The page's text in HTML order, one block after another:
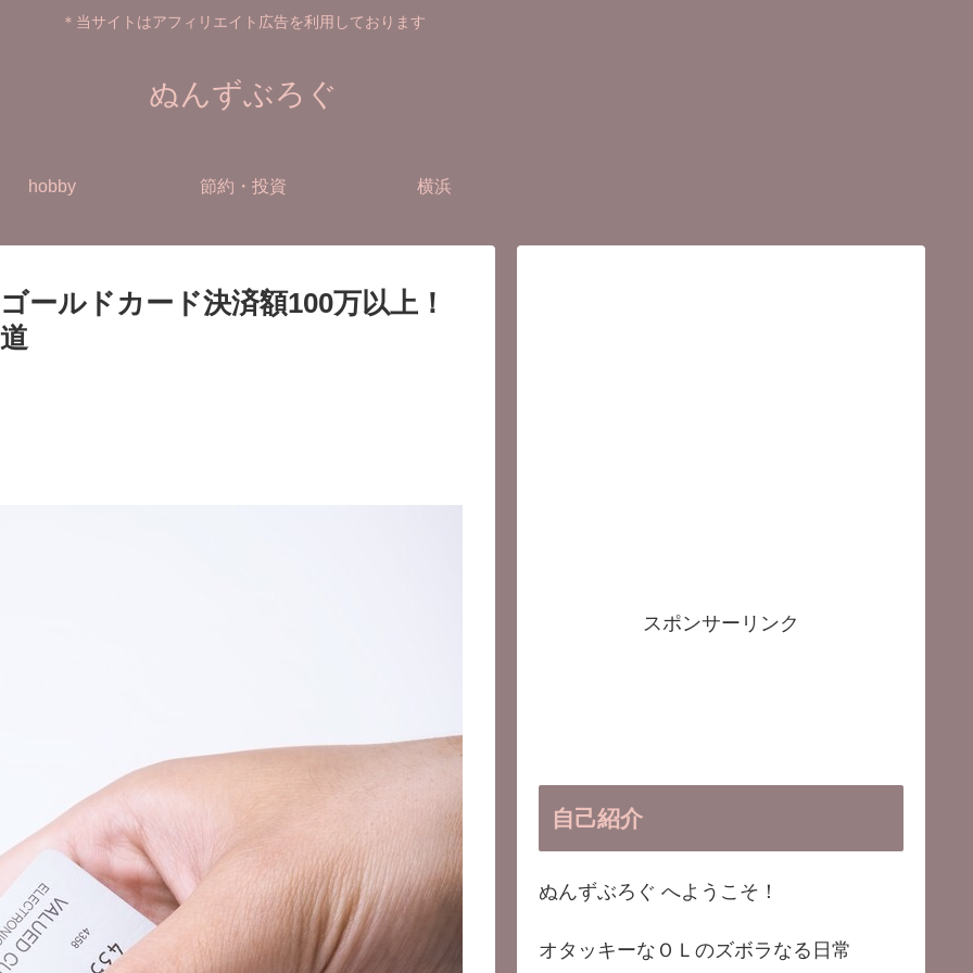
＊当サイトはアフィリエイト広告を利用しております
ぬんずぶろぐ
hobby 節約・投資 横浜
ールドカード決済額100万以上！
スポンサーリンク
自己紹介
ぬんずぶろぐ へようこそ！
オタッキーなＯＬのズボラなる日常